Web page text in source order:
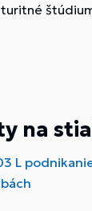
na
L